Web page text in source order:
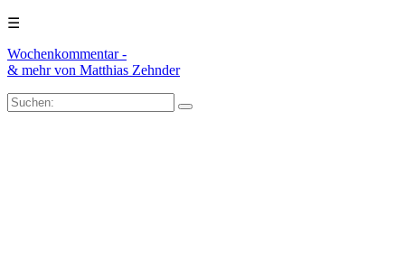
☰
Wochenkommentar -
& mehrvon Matthias Zehnder